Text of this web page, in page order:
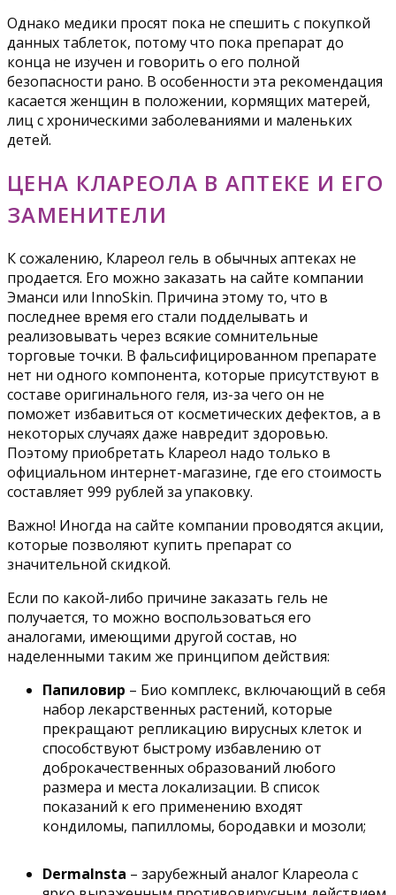
Однако медики просят пока не спешить с покупкой
данных таблеток, потому что пока препарат до
конца не изучен и говорить о его полной
безопасности рано. В особенности эта рекомендация
касается женщин в положении, кормящих матерей,
лиц с хроническими заболеваниями и маленьких
детей.
ЦЕНА КЛАРЕОЛА В АПТЕКЕ И ЕГО
ЗАМЕНИТЕЛИ
К сожалению, Клареол гель в обычных аптеках не
продается. Его можно заказать на сайте компании
Эманси или InnoSkin. Причина этому то, что в
последнее время его стали подделывать и
реализовывать через всякие сомнительные
торговые точки. В фальсифицированном препарате
нет ни одного компонента, которые присутствуют в
составе оригинального геля, из-за чего он не
поможет избавиться от косметических дефектов, а в
некоторых случаях даже навредит здоровью.
Поэтому приобретать Клареол надо только в
официальном интернет-магазине, где его стоимость
составляет 999 рублей за упаковку.
Важно! Иногда на сайте компании проводятся акции,
которые позволяют купить препарат со
значительной скидкой.
Если по какой-либо причине заказать гель не
получается, то можно воспользоваться его
аналогами, имеющими другой состав, но
наделенными таким же принципом действия:
Папиловир – Био комплекс, включающий в себя
набор лекарственных растений, которые
прекращают репликацию вирусных клеток и
способствуют быстрому избавлению от
доброкачественных образований любого
размера и места локализации. В список
показаний к его применению входят
кондиломы, папилломы, бородавки и мозоли;
Dermalnsta – зарубежный аналог Клареола с